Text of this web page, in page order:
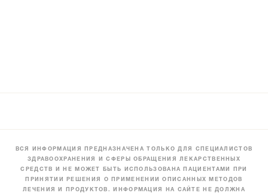
ВСЯ ИНФОРМАЦИЯ ПРЕДНАЗНАЧЕНА ТОЛЬКО ДЛЯ СПЕЦИАЛИСТОВ
ЗДРАВООХРАНЕНИЯ И СФЕРЫ ОБРАЩЕНИЯ ЛЕКАРСТВЕННЫХ
СРЕДСТВ И НЕ МОЖЕТ БЫТЬ ИСПОЛЬЗОВАНА ПАЦИЕНТАМИ ПРИ
ПРИНЯТИИ РЕШЕНИЯ О ПРИМЕНЕНИИ ОПИСАННЫХ МЕТОДОВ
ЛЕЧЕНИЯ И ПРОДУКТОВ. ИНФОРМАЦИЯ НА САЙТЕ НЕ ДОЛЖНА